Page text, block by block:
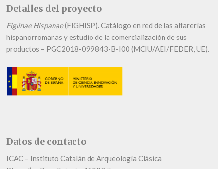
Detalles del proyecto
Figlinae Hispanae(FIGHISP). Catálogo en red de las alfarerías
hispanorromanas y estudio de la comercialización de sus
productos – PGC2018-099843-B-I00 (MCIU/AEI/FEDER, UE).
Datos de contacto
ICAC – Instituto Catalán de Arqueología Clásica